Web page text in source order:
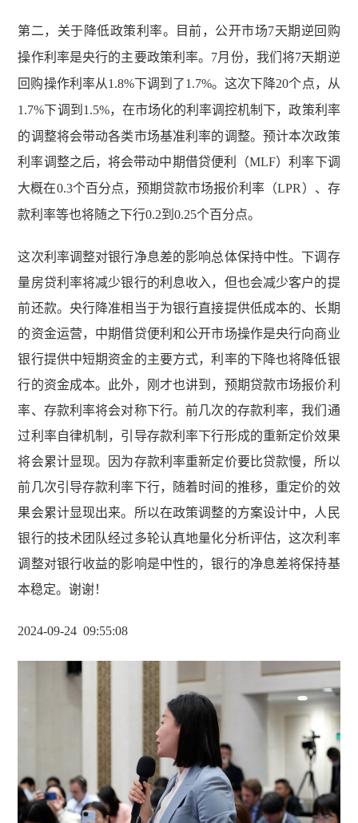
第二，关于降低政策利率。目前，公开市场7天期逆回购
操作利率是央行的主要政策利率。 7月份，我们将7天期逆
回购操作利率从1.8%下调到了1.7%。这次下降20个点，从
1.7%下调到 1.5%，在市场化的利率调控机制下，政策利率
的调整将会带动各类市场基准利率的调整。预计本次政策
利率调整之后，将会带动中期借贷便利（MLF）利率下调
大概在0.3个百分点，预期贷款市场报价利率（LPR ）、存
款利率等也将随之下行0.2到0.25个百分点。
这次利率调整对银行净息差的影响总体保持中性。下调存
量房贷利率将减少银行的利息收入，但也会减少客户的提
前还款。央行降准相当于为银行直接提供低成本的、长期
的资金运营，中期借贷便利和公开市场操作是央行向商业
银行提供中短期资金的主要方式，利率的下降也将降低银
行的资金成本。此外，刚才也讲到，预期贷款市场报价利
率、存款利率将会对称下行。前几次的存款利率，我们通
过利率自律机制，引导存款利率下行形成的重新定价效果
将会累计显现。因为存款利率重新定价要比贷款慢，所以
前几次引导存款利率下行，随着时间的推移，重定价的效
果会累计显现出来。所以在政策调整的方案设计中，人民
银行的技术团队经过多轮认真地量化分析评估，这次利率
调整对银行收益的影响是中性的，银行的净息差将保持基
本稳定。谢谢！
2024-09-24 09:55:08